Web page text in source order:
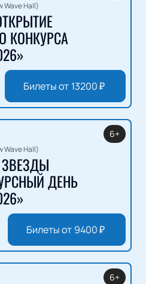
Wave Hall)
КОНКУРСА
Билеты от 13200₽
Wave Hall)
ДЕНЬ
6+
Билеты от 9400₽
6+